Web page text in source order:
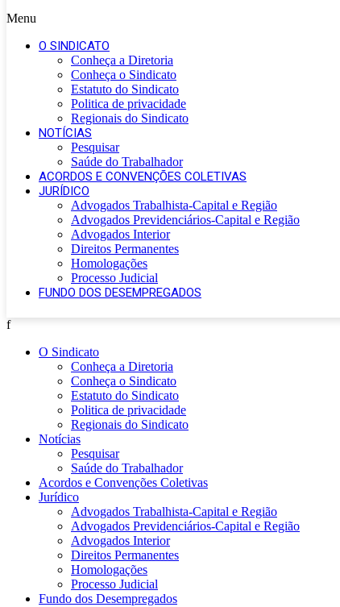
Menu
O SINDICATO
Conheça a Diretoria
Conheça o Sindicato
Estatuto do Sindicato
Politica de privacidade
Regionais do Sindicato
NOTÍCIAS
Pesquisar
Saúde do Trabalhador
ACORDOS E CONVENÇÕES COLETIVAS
JURÍDICO
Advogados Trabalhista-Capital e Região
Advogados Previdenciários-Capital e Região
Advogados Interior
Direitos Permanentes
Homologações
Processo Judicial
FUNDO DOS DESEMPREGADOS
f
O Sindicato
Conheça a Diretoria
Conheça o Sindicato
Estatuto do Sindicato
Politica de privacidade
Regionais do Sindicato
Notícias
Pesquisar
Saúde do Trabalhador
Acordos e Convenções Coletivas
Jurídico
Advogados Trabalhista-Capital e Região
Advogados Previdenciários-Capital e Região
Advogados Interior
Direitos Permanentes
Homologações
Processo Judicial
Fundo dos Desempregados